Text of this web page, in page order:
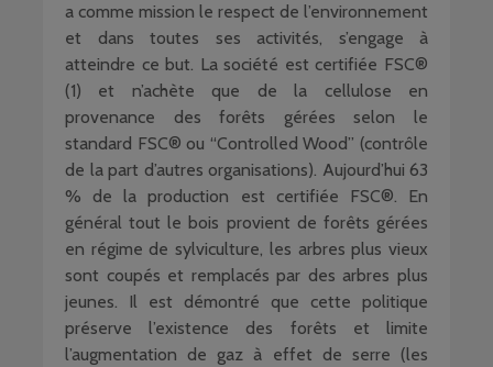
a comme mission le respect de l’environnement
et dans toutes ses activités, s’engage à
atteindre ce but. La société est certifiée FSC®
(1) et n’achète que de la cellulose en
provenance des forêts gérées selon le
standard FSC® ou “Controlled Wood” (contrôle
de la part d’autres organisations). Aujourd’hui 63
% de la production est certifiée FSC®. En
général tout le bois provient de forêts gérées
en régime de sylviculture, les arbres plus vieux
sont coupés et remplacés par des arbres plus
jeunes. Il est démontré que cette politique
préserve l’existence des forêts et limite
l’augmentation de gaz à effet de serre (les